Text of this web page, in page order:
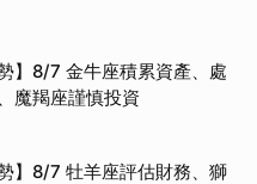
】8/7 金牛座積累資產、處
魔羯座謹慎投資
】8/7 牡羊座評估財務、獅